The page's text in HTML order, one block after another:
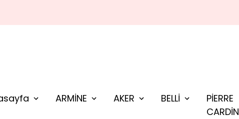
ARMİNE AKER BELLİ
PİERRE
CARDİN